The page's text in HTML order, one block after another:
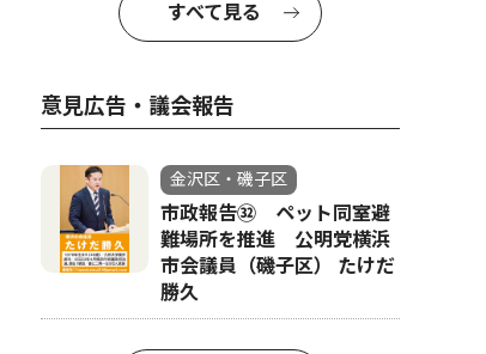
すべて見る
意見広告・議会報告
金沢区・磯子区
市政報告㉜ ペット同室避
難場所を推進 公明党横浜
市会議員（磯子区） たけだ
勝久